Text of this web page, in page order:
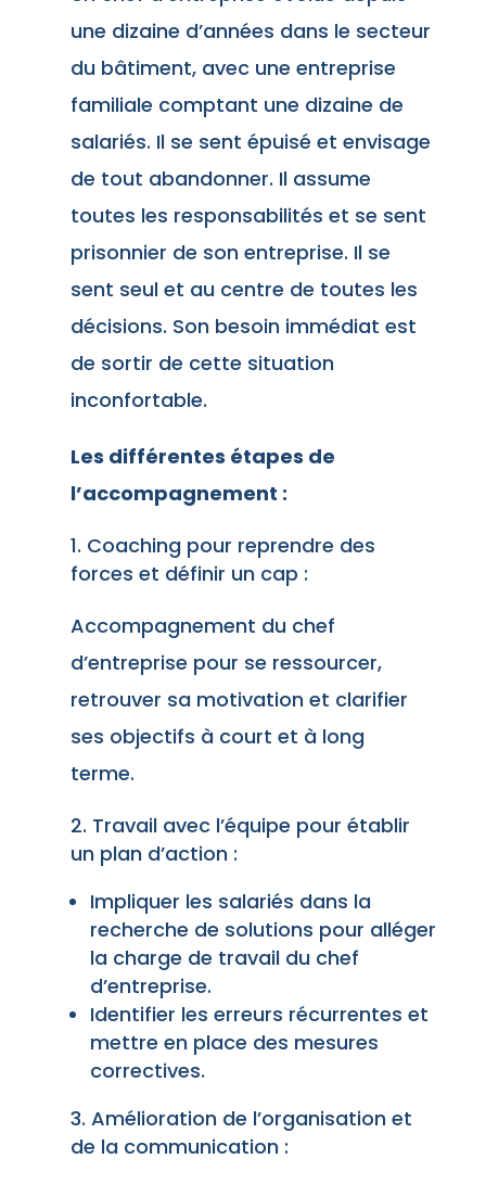
une dizaine d’années dans le secteur
du bâtiment, avec une entreprise
familiale comptant une dizaine de
salariés. Il se sent épuisé et envisage
de tout abandonner. Il assume
toutes les responsabilités et se sent
prisonnier de son entreprise. Il se
sent seul et au centre de toutes les
décisions. Son besoin immédiat est
de sortir de cette situation
inconfortable.
Les différentes étapes de
l’accompagnement :
Coaching pour reprendre des
forces et définir un cap :
Accompagnement du chef
d’entreprise pour se ressourcer,
retrouver sa motivation et clarifier
ses objectifs à court et à long
terme.
Travail avec l’équipe pour établir
un plan d’action :
Impliquer les salariés dans la
recherche de solutions pour alléger
la charge de travail du chef
d’entreprise.
Identifier les erreurs récurrentes et
mettre en place des mesures
correctives.
Amélioration de l’organisation et
de la communication :